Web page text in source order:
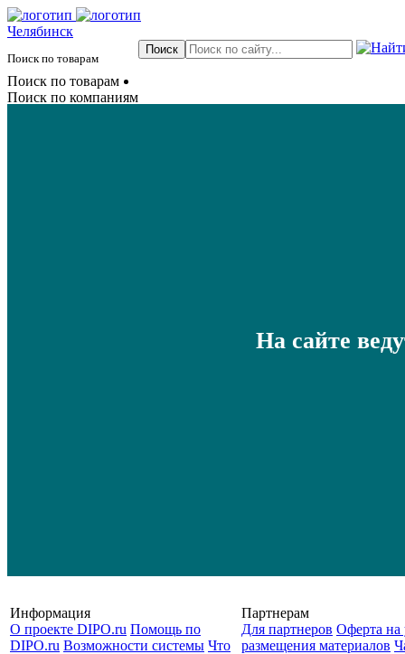
Челябинск
Поиск по товарам
Поиск по товарам
Поиск по компаниям
На сайте
Информация
О проекте DIPO.ru Помощь по
DIPO.ru Возможности системы Что
Партнерам
Для партнеров Оферта на
размещения материалов